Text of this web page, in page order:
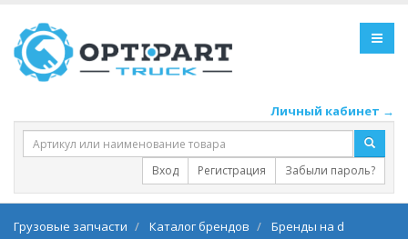
Личный кабинет →
Вход Регистрация Забыли пароль?
Грузовые запчасти Каталог брендов
Бренды на d